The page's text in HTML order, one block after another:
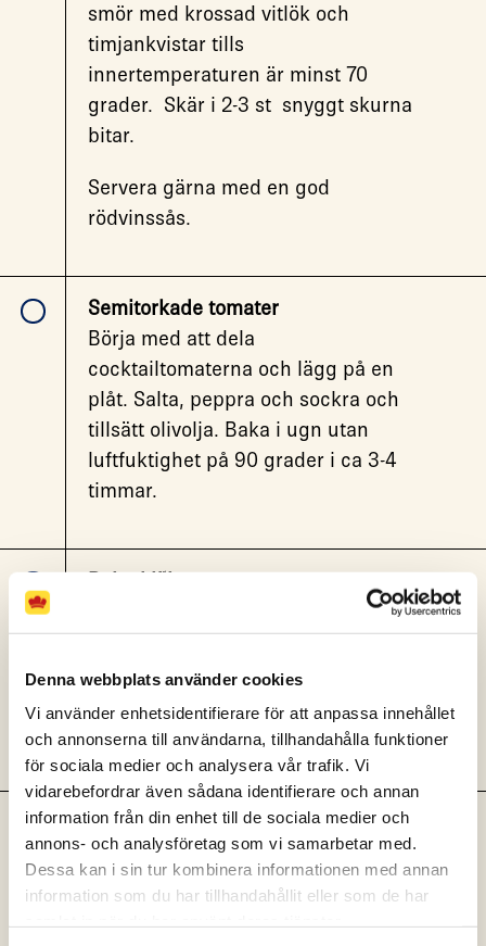
Denna webbplats använder cookies
Vi använder enhetsidentifierare för att anpassa innehållet
och annonserna till användarna, tillhandahålla funktioner
för sociala medier och analysera vår trafik. Vi
vidarebefordrar även sådana identifierare och annan
information från din enhet till de sociala medier och
annons- och analysföretag som vi samarbetar med.
Dessa kan i sin tur kombinera informationen med annan
information som du har tillhandahållit eller som de har
smör med krossad vitlök och
timjankvistar tills
innertemperaturen är minst 70
grader. Skär i 2-3 st snyggt skurna
bitar.
Servera gärna med en god
rödvinssås.
Semitorkade tomater
Börja med att dela
cocktailtomaterna och lägg på en
plåt. Salta, peppra och sockra och
tillsätt olivolja. Baka i ugn utan
luftfuktighet på 90 grader i ca 3-4
timmar.
Bakad lök
Skala löken och dela i 2 delar. Lägg
på plåt med smör. Ringla över
honung och salta och peppra. Baka
i ugn på 180 grader i ca 40 min. Ös
med smöret då och då.
Picklad silverlök
Skiva silverlök tunt på mandolin.
Salta löken lätt. Koka upp ättika